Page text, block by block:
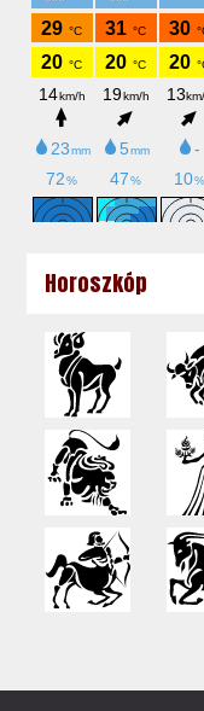
Horoszkóp